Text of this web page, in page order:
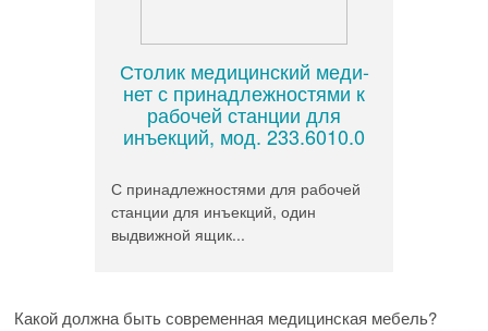
Столик медицинский меди-
нет с принадлежностями к
рабочей станции для
инъекций, мод. 233.6010.0
С принадлежностями для рабочей
станции для инъекций, один
выдвижной ящик...
Какой должна быть современная медицинская мебель?